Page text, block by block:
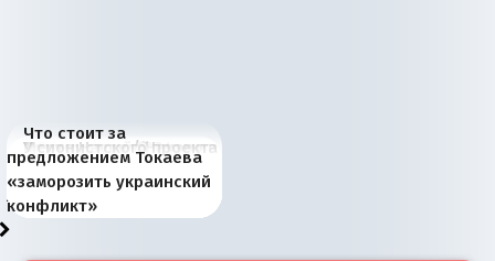
В России назрели
перемены: 15 шагов к
суверенной экономике
Миграционный пожар
Европы
Россия начинает
сбрасывать балласт
Анкориджа
Россия зимой 1904
года: первые уступки во
внутренней политике
Русская нация вчера и
сегодня
Почему правый крах в
Варшаве не поможет её
отношениям с Россией?
Место Науру / Науэро в
современной истории
Южной Осетии
У сионистского проекта
появилось украинское
измерение
Что стоит за
предложением Токаева
«заморозить украинский
конфликт»